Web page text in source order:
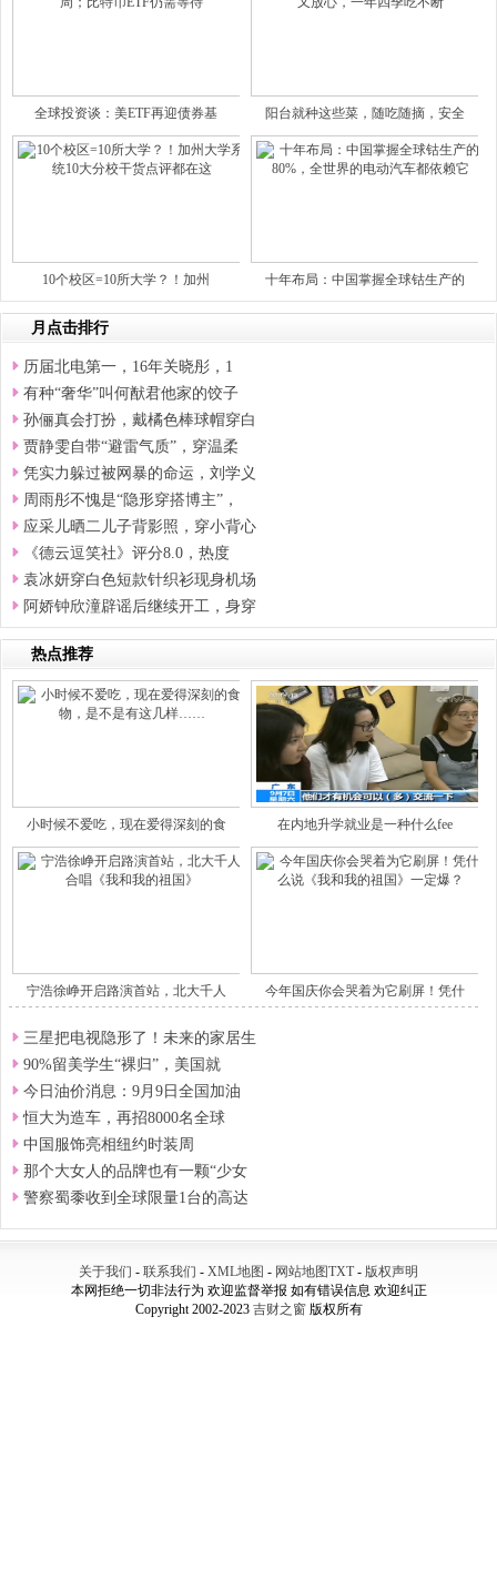
全球投资谈：美ETF再迎债券基 阳台就种这些菜，随吃随摘，安全
10个校区=10所大学？！加州 十年布局：中国掌握全球钴生产的
月点击排行
历届北电第一，16年关晓彤，1
有种“奢华”叫何猷君他家的饺子
孙俪真会打扮，戴橘色棒球帽穿白
贾静雯自带“避雷气质”，穿温柔
凭实力躲过被网暴的命运，刘学义
周雨彤不愧是“隐形穿搭博主”，
应采儿晒二儿子背影照，穿小背心
《德云逗笑社》评分8.0，热度
袁冰妍穿白色短款针织衫现身机场
阿娇钟欣潼辟谣后继续开工，身穿
热点推荐
小时候不爱吃，现在爱得深刻的食 在内地升学就业是一种什么fee
宁浩徐峥开启路演首站，北大千人 今年国庆你会哭着为它刷屏！凭什
三星把电视隐形了！未来的家居生
90%留美学生“裸归”，美国就
今日油价消息：9月9日全国加油
恒大为造车，再招8000名全球
中国服饰亮相纽约时装周
那个大女人的品牌也有一颗“少女
警察蜀黍收到全球限量1台的高达
关于我们 - 联系我们 - XML地图 - 网站地图TXT- 版权声明
本网拒绝一切非法行为 欢迎监督举报 如有错误信息 欢迎纠正
Copyright 2002-2023 吉财之窗版权所有